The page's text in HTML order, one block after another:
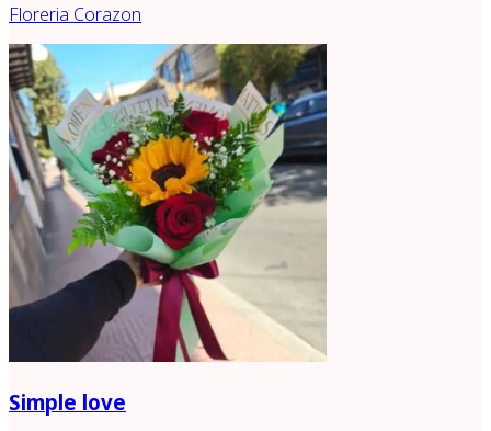
Floreria Corazon
Simple love